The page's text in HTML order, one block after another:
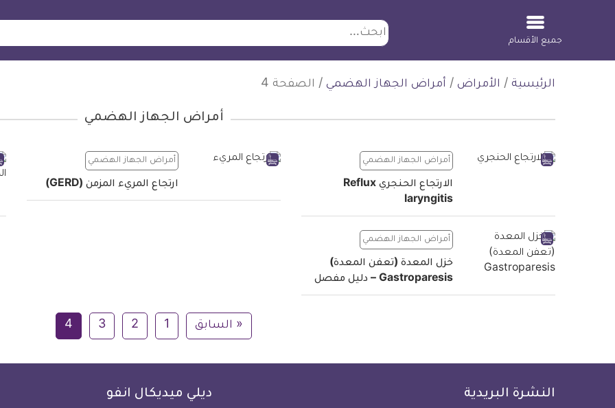
ابحث
جميع الأقسام
الرئيسية / الأمراض / أمراض الجهاز الهضمي / الصفحة 4
أمراض الجهاز الهضمي
أمراض الجهاز الهضمي
الارتجاع الحنجري Reflux
laryngitis
أمراض الجهاز الهضمي
ارتجاع المريء المزمن (GERD)
أمراض الجهاز الهضمي
خزل المعدة (تعفن المعدة)
Gastroparesis – دليل مفصل
« السابق 1
2
3
4
ديلي ميديكال انفو النشرة البريدية